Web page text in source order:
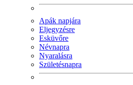
Apák napjára
Eljegyzésre
Esküvőre
Névnapra
Nyaralásra
Születésnapra